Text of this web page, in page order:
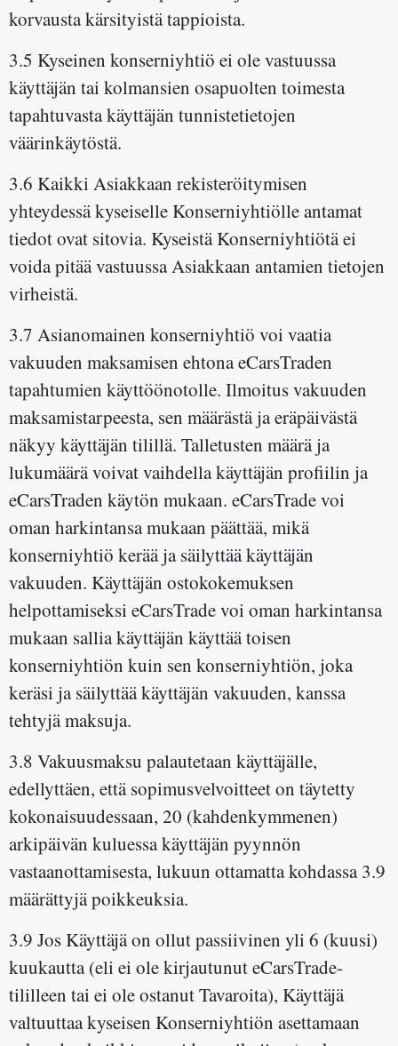
korvausta kärsityistä tappioista.
3.5 Kyseinen konserniyhtiö ei ole vastuussa
käyttäjän tai kolmansien osapuolten toimesta
tapahtuvasta käyttäjän tunnistetietojen
väärinkäytöstä.
3.6 Kaikki Asiakkaan rekisteröitymisen
yhteydessä kyseiselle Konserniyhtiölle antamat
tiedot ovat sitovia. Kyseistä Konserniyhtiötä ei
voida pitää vastuussa Asiakkaan antamien tietojen
virheistä.
3.7 Asianomainen konserniyhtiö voi vaatia
vakuuden maksamisen ehtona eCarsTraden
tapahtumien käyttöönotolle. Ilmoitus vakuuden
maksamistarpeesta, sen määrästä ja eräpäivästä
näkyy käyttäjän tilillä. Talletusten määrä ja
lukumäärä voivat vaihdella käyttäjän profiilin ja
eCarsTraden käytön mukaan. eCarsTrade voi
oman harkintansa mukaan päättää, mikä
konserniyhtiö kerää ja säilyttää käyttäjän
vakuuden. Käyttäjän ostokokemuksen
helpottamiseksi eCarsTrade voi oman harkintansa
mukaan sallia käyttäjän käyttää toisen
konserniyhtiön kuin sen konserniyhtiön, joka
keräsi ja säilyttää käyttäjän vakuuden, kanssa
tehtyjä maksuja.
3.8 Vakuusmaksu palautetaan käyttäjälle,
edellyttäen, että sopimusvelvoitteet on täytetty
kokonaisuudessaan, 20 (kahdenkymmenen)
arkipäivän kuluessa käyttäjän pyynnön
vastaanottamisesta, lukuun ottamatta kohdassa 3.9
määrättyjä poikkeuksia.
3.9 Jos Käyttäjä on ollut passiivinen yli 6 (kuusi)
kuukautta (eli ei ole kirjautunut eCarsTrade-
tililleen tai ei ole ostanut Tavaroita), Käyttäjä
valtuuttaa kyseisen Konserniyhtiön asettamaan